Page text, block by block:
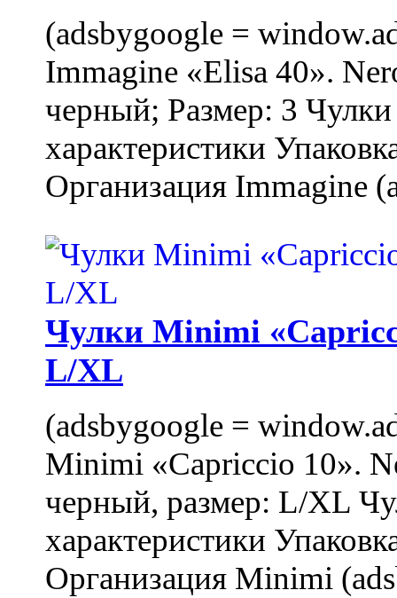
(adsbygoogle =
Immagine «Elisa 40».
черный; Размер: 3
характеристики
Организация Immagine
Чулки Minimi
L/XL
(adsbygoogle =
Minimi «Capriccio 10».
черный, размер: L/XL
характеристики
Организация Minimi